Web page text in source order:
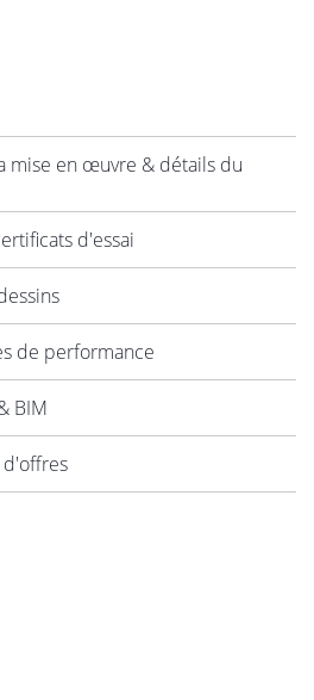
mise en œuvre & détails du
d'essai
de performance
BIM